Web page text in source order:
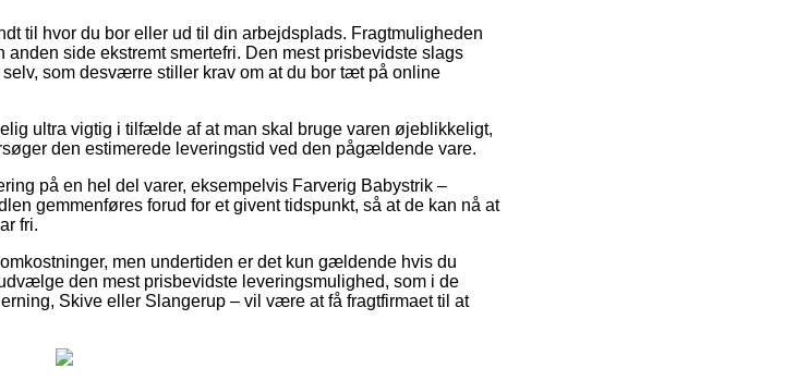
til hvor du bor eller ud til din arbejdsplads. Fragtmuligheden
side ekstremt smertefri. Den mest prisbevidste slags
som desværre stiller krav om at du bor tæt på online
ultra vigtig i tilfælde af at man skal bruge varen øjeblikkeligt,
den estimerede leveringstid ved den pågældende vare.
på en hel del varer, eksempelvis Farverig Babystrik –
gemmenføres forud for et givent tidspunkt, så at de kan nå at
fri.
men undertiden er det kun gældende hvis du
den mest prisbevidste leveringsmulighed, som i de
Skive eller Slangerup – vil være at få fragtfirmaet til at